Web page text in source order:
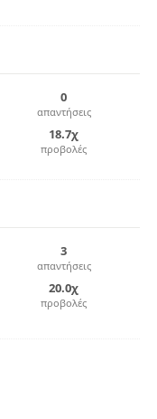
0
απαντήσεις
18.7χ
προβολές
3
απαντήσεις
20.0χ
προβολές